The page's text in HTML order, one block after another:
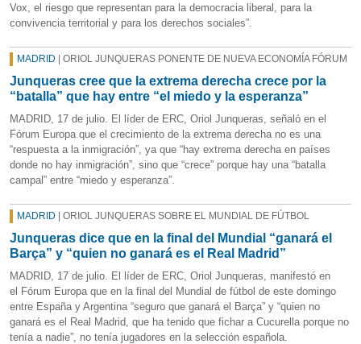
Vox, el riesgo que representan para la democracia liberal, para la
convivencia territorial y para los derechos sociales”.
MADRID | ORIOL JUNQUERAS PONENTE DE NUEVA ECONOMÍA FÓRUM
Junqueras cree que la extrema derecha crece por la
“batalla” que hay entre “el miedo y la esperanza”
MADRID, 17 de julio. El líder de ERC, Oriol Junqueras, señaló en el
Fórum Europa que el crecimiento de la extrema derecha no es una
“respuesta a la inmigración”, ya que “hay extrema derecha en países
donde no hay inmigración”, sino que “crece” porque hay una “batalla
campal” entre “miedo y esperanza”.
MADRID | ORIOL JUNQUERAS SOBRE EL MUNDIAL DE FÚTBOL
Junqueras dice que en la final del Mundial “ganará el
Barça” y “quien no ganará es el Real Madrid”
MADRID, 17 de julio. El líder de ERC, Oriol Junqueras, manifestó en
el Fórum Europa que en la final del Mundial de fútbol de este domingo
entre España y Argentina “seguro que ganará el Barça” y “quien no
ganará es el Real Madrid, que ha tenido que fichar a Cucurella porque no
tenía a nadie”, no tenía jugadores en la selección española.